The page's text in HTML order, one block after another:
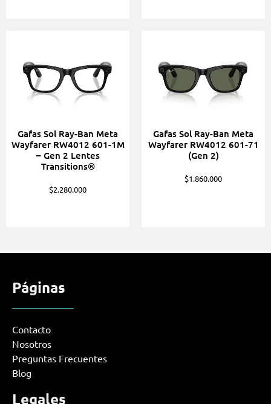
Gafas Sol Ray-Ban Meta
Wayfarer RW4012 601-1M
– Gen 2 Lentes
Transitions®
$2.280.000
Gafas Sol Ray-Ban Meta
Wayfarer RW4012 601-71
(Gen 2)
$1.860.000
Páginas
Contacto
Nosotros
Preguntas Frecuentes
Blog
Legales